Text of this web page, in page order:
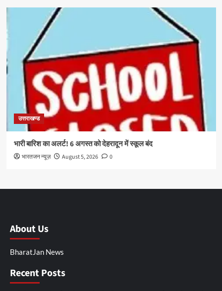
उत्तराखण्ड
भारी बारिश का अलर्ट! 6 अगस्त को देहरादून में स्कूल बंद
भारतजन न्यूज़ August 5, 2026 0
About Us
BharatJan News
Recent Posts